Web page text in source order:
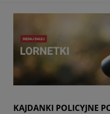
KAJDANKI POLICYJNE